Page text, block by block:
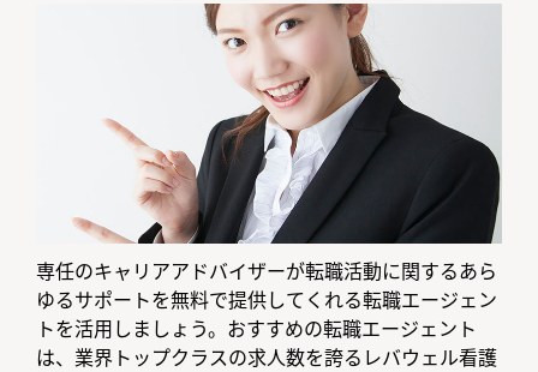
専任のキャリアアドバイザーが転職活動に関するあら
ゆるサポートを無料で提供してくれる転職エージェン
トを活用しましょう。おすすめの転職エージェント
は、業界トップクラスの求人数を誇るレバウェル看護